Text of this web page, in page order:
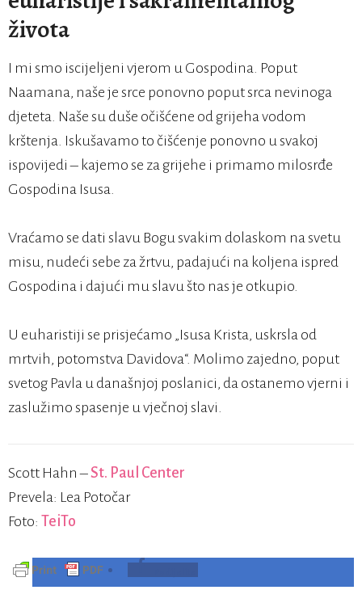
života
I mi smo iscijeljeni vjerom u Gospodina. Poput
Naamana, naše je srce ponovno poput srca nevinoga
djeteta. Naše su duše očišćene od grijeha vodom
krštenja. Iskušavamo to čišćenje ponovno u svakoj
ispovijedi – kajemo se za grijehe i primamo milosrđe
Gospodina Isusa.
Vraćamo se dati slavu Bogu svakim dolaskom na svetu
misu, nudeći sebe za žrtvu, padajući na koljena ispred
Gospodina i dajući mu slavu što nas je otkupio.
U euharistiji se prisjećamo „Isusa Krista, uskrsla od
mrtvih, potomstva Davidova“. Molimo zajedno, poput
svetog Pavla u današnjoj poslanici, da ostanemo vjerni i
zaslužimo spasenje u vječnoj slavi.
Scott Hahn –St. Paul Center
Prevela: Lea Potočar
Foto: TeiTo